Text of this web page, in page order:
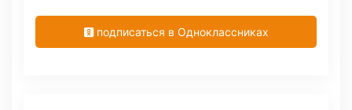
подписаться в Одноклассниках